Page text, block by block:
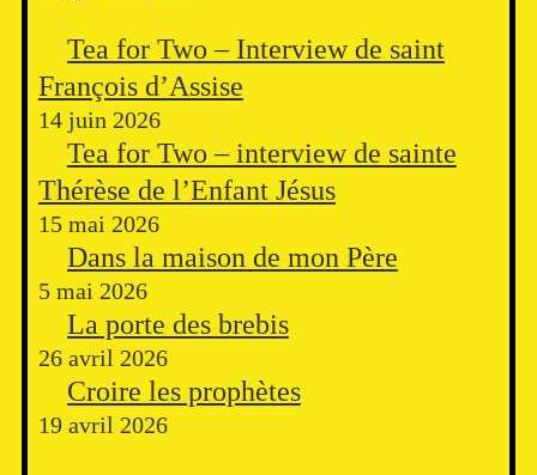
Tea for Two – Interview de saint
François d’Assise
14 juin 2026
Tea for Two – interview de sainte
Thérèse de l’Enfant Jésus
15 mai 2026
Dans la maison de mon Père
5 mai 2026
La porte des brebis
26 avril 2026
Croire les prophètes
19 avril 2026